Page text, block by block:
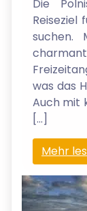
Die
Reiseziel
suchen.
was das
Auch mit
[…]
Mehr